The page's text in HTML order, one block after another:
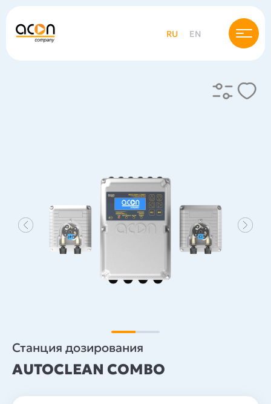
RU EN
Станция дозирования
AUTOCLEAN COMBO